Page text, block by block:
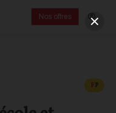
Nos offres
FP